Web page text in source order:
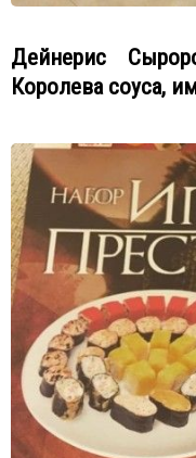
Дейнерис
Королева соуса,